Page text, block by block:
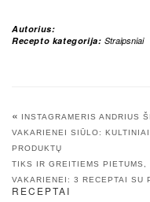
Autorius:
Recepto kategorija: Straipsniai
« INSTAGRAMERIS ANDRIUS
VAKARIENEI SIŪLO:
PRODUKTŲ
TIKS IR GREITIEMS
VAKARIENEI: 3 RECEPTAI SU
RECEPTAI